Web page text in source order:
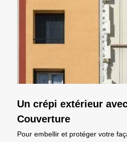
Un crépi extérieur
Couverture
Pour embellir et protéger votre